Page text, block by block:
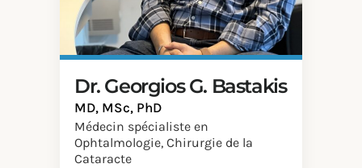
Dr. Georgios G. Bastakis
MD, MSc, PhD
Médecin spécialiste en
Ophtalmologie, Chirurgie de la
Cataracte